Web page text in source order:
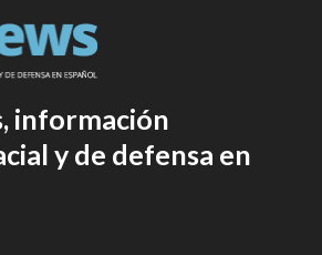
información
y de defensa en